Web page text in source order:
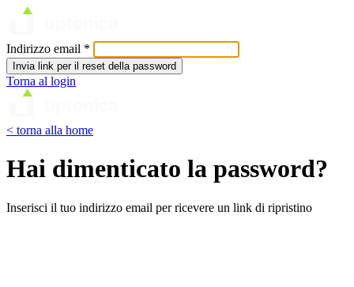
Indirizzo email *
Invia link per il reset della password
Torna al login
< torna alla home
Hai dimenticato la password?
Inserisci il tuo indirizzo email per ricevere un link di ripristino